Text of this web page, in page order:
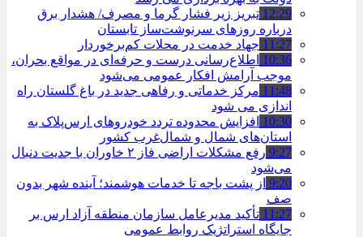
12:29 تبریز زیر فشار گرما و مصرف/ هشدار برق
درباره روزهای سرنوشت‌ساز تابستان
11:27 جهاد خدمت در محلات کم‌برخوردار
10:36 اطلاع‌رسانی درست و حرفه‌ای در مواقع بحران،
موجب آرامش افکار عمومی می‌شود
11:48 مرکز خدماتی و رفاهی جدید در باغ گلستان راه
اندازی می شود
10:30 افزایش محدوده تردد خودروهای ارس‌پلاک به
استان‌های شمال و شمال‌غرب کشور
9:27
رفع مشکلات اراضی فاز ۲ خاوران با جدیت دنبال
می‌شود
9:20 از پشت باجه تا خدمات هوشمند؛ آینده شهر بدون
صف
11:27 تأکید مدیرعامل سازمان منطقه آزاد ارس بر
جایگاه استراتژیک روابط عمومی